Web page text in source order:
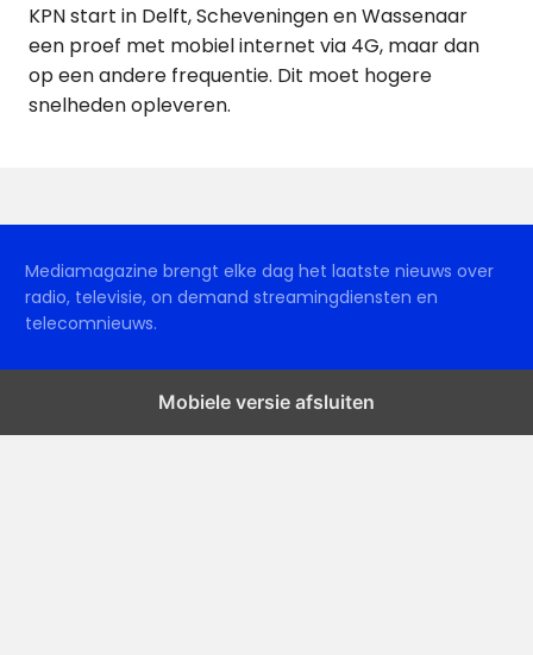
KPN start in Delft, Scheveningen en Wassenaar
een proef met mobiel internet via 4G, maar dan
op een andere frequentie. Dit moet hogere
snelheden opleveren.
Mediamagazine brengt elke dag het laatste nieuws over
radio, televisie, on demand streamingdiensten en
telecomnieuws.
Mobiele versie afsluiten